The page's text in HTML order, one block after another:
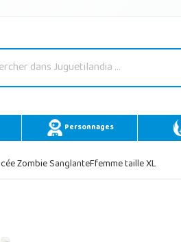
Personnages
Zombie SanglanteFfemme taille XL